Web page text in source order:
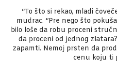
“To što si rekao, mladi
mudrac. “Pre nego što
bilo loše da robu proceni
da proceni od jednog
zapamti. Nemoj prsten da
cenu koju ti